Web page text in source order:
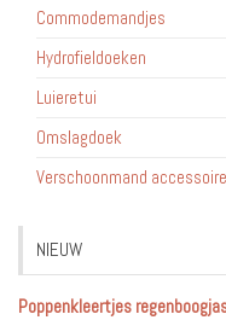
Commodemandjes
Hydrofieldoeken
Luieretui
Omslagdoek
Verschoonmand
NIEUW
Poppenkleertjes